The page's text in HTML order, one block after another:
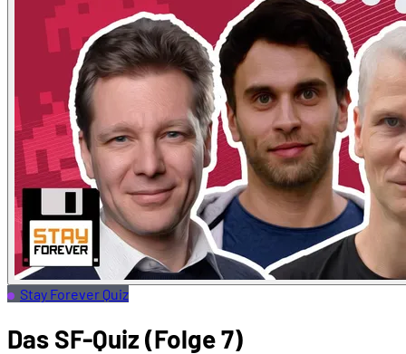
Stay Forever Quiz
Das SF-Quiz (Folge 7)